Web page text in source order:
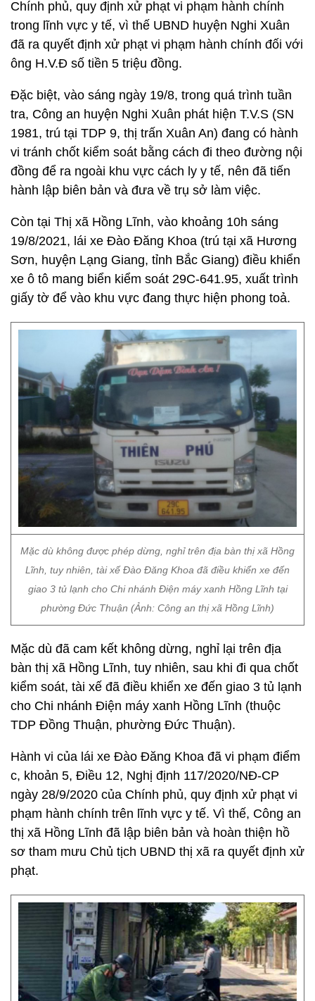
Chính phủ, quy định xử phạt vi phạm hành chính
trong lĩnh vực y tế, vì thế UBND huyện Nghi Xuân
đã ra quyết định xử phạt vi phạm hành chính đối với
ông H.V.Đ số tiền 5 triệu đồng.
Đặc biệt, vào sáng ngày 19/8, trong quá trình tuần
tra, Công an huyện Nghi Xuân phát hiện T.V.S (SN
1981, trú tại TDP 9, thị trấn Xuân An) đang có hành
vi tránh chốt kiểm soát bằng cách đi theo đường nội
đồng để ra ngoài khu vực cách ly y tế, nên đã tiến
hành lập biên bản và đưa về trụ sở làm việc.
Còn tại Thị xã Hồng Lĩnh, vào khoảng 10h sáng
19/8/2021, lái xe Đào Đăng Khoa (trú tại xã Hương
Sơn, huyện Lạng Giang, tỉnh Bắc Giang) điều khiển
xe ô tô mang biển kiểm soát 29C-641.95, xuất trình
giấy tờ để vào khu vực đang thực hiện phong toả.
Mặc dù không được phép dừng, nghỉ trên địa bàn thị xã Hồng
Lĩnh, tuy nhiên, tài xế Đào Đăng Khoa đã điều khiển xe đến
giao 3 tủ lạnh cho Chi nhánh Điện máy xanh Hồng Lĩnh tại
phường Đức Thuận (Ảnh: Công an thị xã Hồng Lĩnh)
Mặc dù đã cam kết không dừng, nghỉ lại trên địa
bàn thị xã Hồng Lĩnh, tuy nhiên, sau khi đi qua chốt
kiểm soát, tài xế đã điều khiển xe đến giao 3 tủ lạnh
cho Chi nhánh Điện máy xanh Hồng Lĩnh (thuộc
TDP Đồng Thuận, phường Đức Thuận).
Hành vi của lái xe Đào Đăng Khoa đã vi phạm điểm
c, khoản 5, Điều 12, Nghị định 117/2020/NĐ-CP
ngày 28/9/2020 của Chính phủ, quy định xử phạt vi
phạm hành chính trên lĩnh vực y tế. Vì thế, Công an
thị xã Hồng Lĩnh đã lập biên bản và hoàn thiện hồ
sơ tham mưu Chủ tịch UBND thị xã ra quyết định xử
phạt.